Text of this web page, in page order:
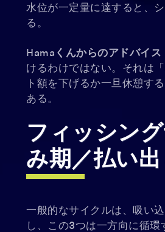
水位が一定量に達すると、
る。
Hamaくんからのアドバイス
けるわけではない。それは
ト額を下げるか一旦休憩す
ある。
フィッシン
み期／払い出
一般的なサイクルは、吸い
し、この3つは一方向に循